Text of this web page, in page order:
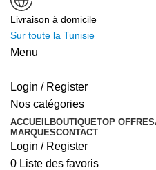
Livraison à domicile
Sur toute la Tunisie
Menu
Login / Register
Nos catégories
ACCUEILBOUTIQUETOP OFFRES
MARQUESCONTACT
Login / Register
0 Liste des favoris